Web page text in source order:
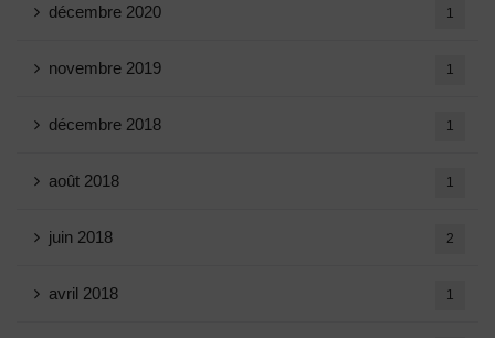
décembre 2020 1
novembre 2019 1
décembre 2018 1
août 2018 1
juin 2018 2
avril 2018 1